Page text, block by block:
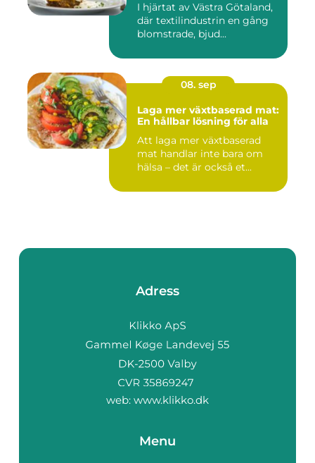
I hjärtat av Västra Götaland,
där textilindustrin en gång
blomstrade, bjud...
08. sep
Laga mer växtbaserad mat:
En hållbar lösning för alla
Att laga mer växtbaserad
mat handlar inte bara om
hälsa – det är också et...
Adress
web: www.klikko.dk
Menu